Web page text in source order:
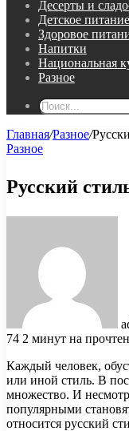
Десерты и
Детское питание
Здоровое
Напитки
Национальная
Разное
Главная/Разное/
Разное
Русский
74 2 минут на
Каждый человек,
или иной стиль. В
множество. И
популярными
относится русский